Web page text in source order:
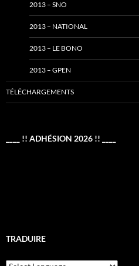
2013 – SNO
2013 – NATIONAL
2013 – LE BONO
2013 – GPEN
TÉLÉCHARGEMENTS
____ !! ADHÉSION 2026 !! ____
TRADUIRE